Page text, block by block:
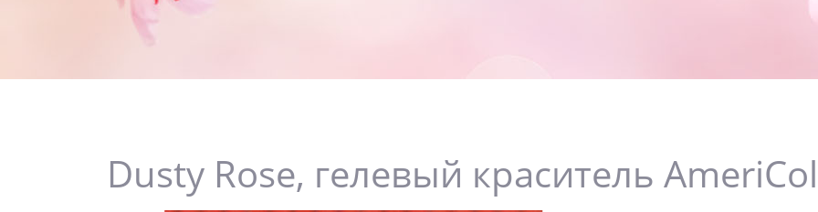
Dusty Rose, гелевый краситель